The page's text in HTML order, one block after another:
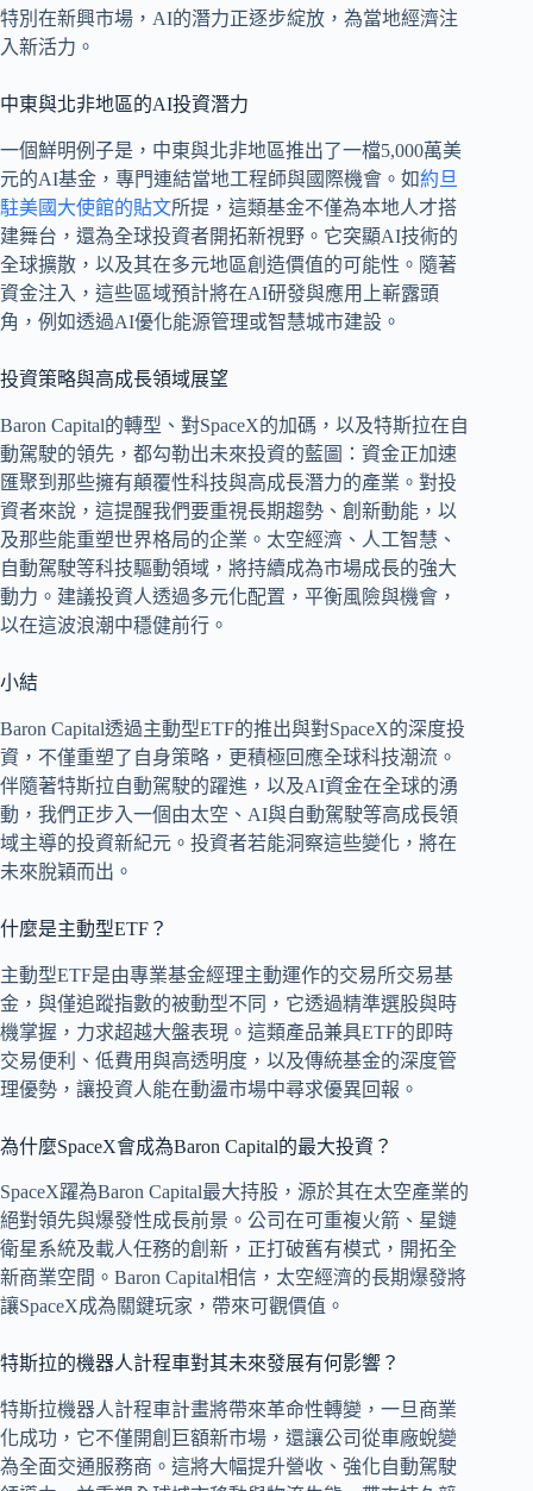
特別在新興市場，AI的潛力正逐步綻放，為當地經濟注
入新活力。
中東與北非地區的AI投資潛力
一個鮮明例子是，中東與北非地區推出了一檔5,000萬美
元的AI基金，專門連結當地工程師與國際機會。如約旦
駐美國大使館的貼文所提，這類基金不僅為本地人才搭
建舞台，還為全球投資者開拓新視野。它突顯AI技術的
全球擴散，以及其在多元地區創造價值的可能性。隨著
資金注入，這些區域預計將在AI研發與應用上嶄露頭
角，例如透過AI優化能源管理或智慧城市建設。
投資策略與高成長領域展望
Baron Capital的轉型、對SpaceX的加碼，以及特斯拉在自
動駕駛的領先，都勾勒出未來投資的藍圖：資金正加速
匯聚到那些擁有顛覆性科技與高成長潛力的產業。對投
資者來說，這提醒我們要重視長期趨勢、創新動能，以
及那些能重塑世界格局的企業。太空經濟、人工智慧、
自動駕駛等科技驅動領域，將持續成為市場成長的強大
動力。建議投資人透過多元化配置，平衡風險與機會，
以在這波浪潮中穩健前行。
小結
Baron Capital透過主動型ETF的推出與對SpaceX的深度投
資，不僅重塑了自身策略，更積極回應全球科技潮流。
伴隨著特斯拉自動駕駛的躍進，以及AI資金在全球的湧
動，我們正步入一個由太空、AI與自動駕駛等高成長領
域主導的投資新紀元。投資者若能洞察這些變化，將在
未來脫穎而出。
什麼是主動型ETF？
主動型ETF是由專業基金經理主動運作的交易所交易基
金，與僅追蹤指數的被動型不同，它透過精準選股與時
機掌握，力求超越大盤表現。這類產品兼具ETF的即時
交易便利、低費用與高透明度，以及傳統基金的深度管
理優勢，讓投資人能在動盪市場中尋求優異回報。
為什麼SpaceX會成為Baron Capital的最大投資？
SpaceX躍為Baron Capital最大持股，源於其在太空產業的
絕對領先與爆發性成長前景。公司在可重複火箭、星鏈
衛星系統及載人任務的創新，正打破舊有模式，開拓全
新商業空間。Baron Capital相信，太空經濟的長期爆發將
讓SpaceX成為關鍵玩家，帶來可觀價值。
特斯拉的機器人計程車對其未來發展有何影響？
特斯拉機器人計程車計畫將帶來革命性轉變，一旦商業
化成功，它不僅開創巨額新市場，還讓公司從車廠蛻變
為全面交通服務商。這將大幅提升營收、強化自動駕駛